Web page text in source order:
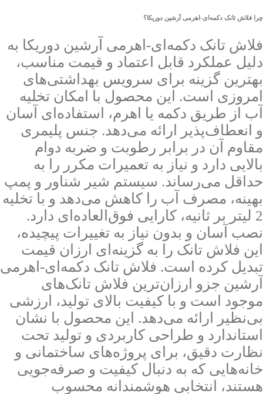
چرا فلاش تانک دکمه‌ای-اهرمی آرشین دوریکا؟
فلاش تانک دکمه‌ای-اهرمی آرشین دوریکا به
دلیل عملکرد قابل اعتماد و قیمت مناسب،
بهترین گزینه برای سرویس بهداشتی‌های
امروزی است. این محصول با امکان تخلیه
آب از طریق دکمه یا اهرم، استفاده‌ای آسان
و انعطاف‌پذیر ارائه می‌دهد. جنس پلیمری
مقاوم آن در برابر رطوبت و ضربه دوام
بالایی دارد و نیاز به تعمیرات مکرر را به
حداقل می‌رساند. سیستم شیر شناور و پمپ
بهینه، مصرف آب را کاهش می‌دهد و با تخلیه
2 لیتر بر ثانیه، کارایی فوق‌العاده‌ای دارد.
نصب آسان و بدون نیاز به تغییرات پیچیده،
این فلاش تانک را به گزینه‌ای ارزان قیمت
تبدیل کرده است. فلاش تانک دکمه‌ای-اهرمی
آرشین جزو ارزان‌ترین فلاش تانک‌های
موجود است و با کیفیت بالای تولید، ارزشی
بی‌نظیر ارائه می‌دهد. این محصول با نشان
استاندارد و طراحی کاربردی و تولید تحت
نظارت دقیق، برای پروژه‌های ساختمانی و
خانه‌هایی که به دنبال کیفیت و صرفه‌جویی
هستند، انتخابی هوشمندانه محسوب